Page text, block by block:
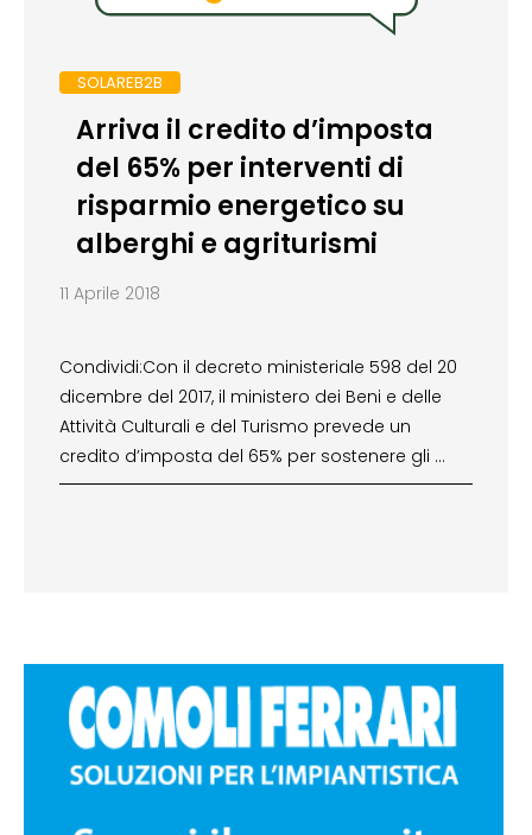
SOLAREB2B
Arriva il credito d’imposta
del 65% per interventi di
risparmio energetico su
alberghi e agriturismi
11 Aprile 2018
Condividi:Con il decreto ministeriale 598 del 20
dicembre del 2017, il ministero dei Beni e delle
Attività Culturali e del Turismo prevede un
credito d’imposta del 65% per sostenere gli …